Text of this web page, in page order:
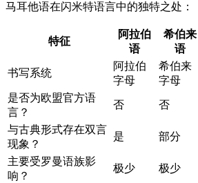
马耳他语在闪米特语言中的独特之处：
特征
阿拉伯
语
希伯来
语
书写系统
阿拉伯
字母
希伯来
字母
是否为欧盟官方语
言？
否 否
与古典形式存在双言
现象？
是 部分
主要受罗曼语族影
响？
极少 极少